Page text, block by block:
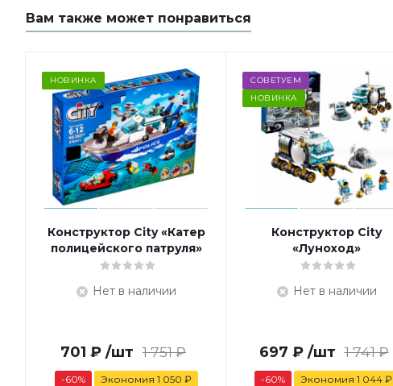
Вам также может понравиться
НОВИНКА
Конструктор City «Катер
полицейского патруля»
Нет в наличии
701 ₽ /шт 1 751₽
-60% Экономия 1 050 ₽
СОВЕТУЕМ
НОВИНКА
Конструктор City
«Луноход»
Нет в наличии
697 ₽ /шт 1 741₽
-60% Экономия 1 044 ₽